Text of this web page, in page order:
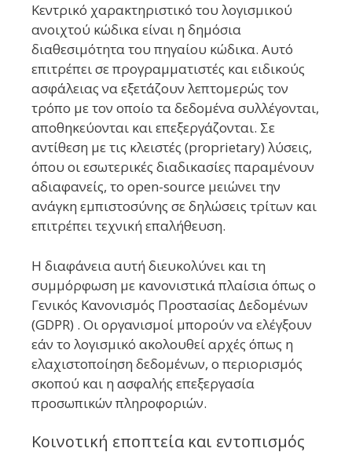
Κεντρικό χαρακτηριστικό του λογισμικού
ανοιχτού κώδικα είναι η δημόσια
διαθεσιμότητα του πηγαίου κώδικα. Αυτό
επιτρέπει σε προγραμματιστές και ειδικούς
ασφάλειας να εξετάζουν λεπτομερώς τον
τρόπο με τον οποίο τα δεδομένα συλλέγονται,
αποθηκεύονται και επεξεργάζονται. Σε
αντίθεση με τις κλειστές (proprietary) λύσεις,
όπου οι εσωτερικές διαδικασίες παραμένουν
αδιαφανείς, το open-source μειώνει την
ανάγκη εμπιστοσύνης σε δηλώσεις τρίτων και
επιτρέπει τεχνική επαλήθευση.
Η διαφάνεια αυτή διευκολύνει και τη
συμμόρφωση με κανονιστικά πλαίσια όπως ο
Γενικός Κανονισμός Προστασίας Δεδομένων
(GDPR) . Οι οργανισμοί μπορούν να ελέγξουν
εάν το λογισμικό ακολουθεί αρχές όπως η
ελαχιστοποίηση δεδομένων, ο περιορισμός
σκοπού και η ασφαλής επεξεργασία
προσωπικών πληροφοριών.
Κοινοτική εποπτεία και εντοπισμός